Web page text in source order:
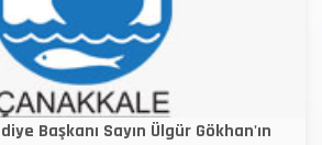
Başkanı Sayın Ülgür Gökhan'ın